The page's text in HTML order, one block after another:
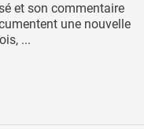
et son commentaire
une nouvelle
...